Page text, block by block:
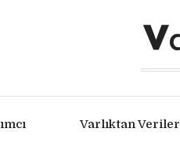
Varlıktan Veriler